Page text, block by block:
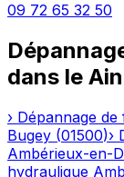
09 72 65 32 50
dans le Ain
› Dépannage
Bugey (01500)›
Ambérieux-en-
hydraulique